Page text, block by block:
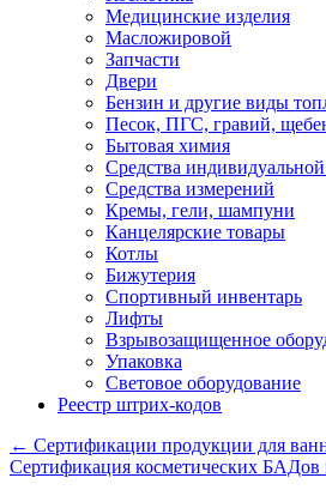
Медицинские изделия
Масложировой
Запчасти
Двери
Бензин и другие виды
Песок, ПГС, гравий,
Бытовая химия
Средства
Средства измерений
Кремы, гели, шампуни
Канцелярские товары
Котлы
Бижутерия
Спортивный инвентарь
Лифты
Взрывозащищенное
Упаковка
Световое оборудование
Реестр штрих-кодов
← Сертификации продукции для
Сертификация косметических